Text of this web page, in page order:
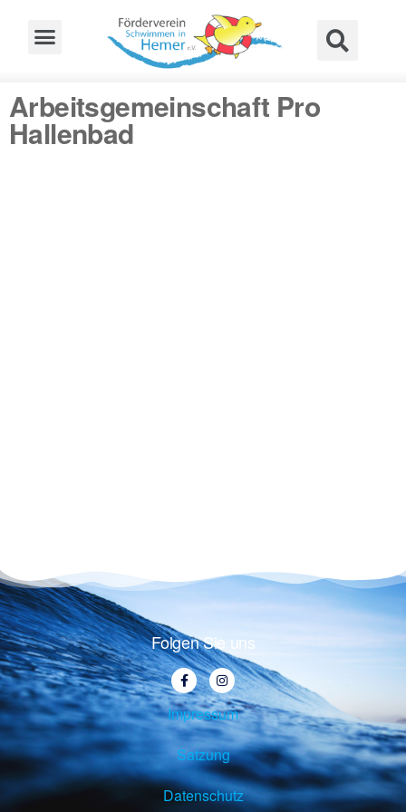
Arbeitsgemeinschaft Pro
Hallenbad
Folgen Sie uns
Impressum
Satzung
Datenschutz